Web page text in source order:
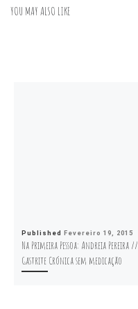
YOU MAY ALSO LIKE
Published Fevereiro 19, 2015
Na Primeira Pessoa: Andreia Pereira //
Gastrite Crónica sem medicação